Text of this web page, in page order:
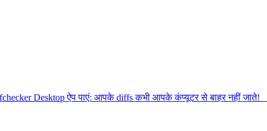
Desktop ऐप पाएं: आपके diffs कभी आपके कंप्यूटर से बाहर नहीं जाते!